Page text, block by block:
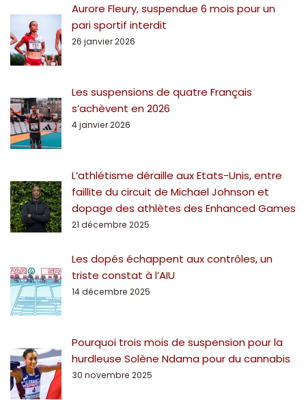
Aurore Fleury, suspendue 6 mois pour un
pari sportif interdit
26 janvier 2026
Les suspensions de quatre Français
s’achèvent en 2026
4 janvier 2026
L’athlétisme déraille aux Etats-Unis, entre
faillite du circuit de Michael Johnson et
dopage des athlètes des Enhanced Games
21 décembre 2025
Les dopés échappent aux contrôles, un
triste constat à l’AIU
14 décembre 2025
Pourquoi trois mois de suspension pour la
hurdleuse Solène Ndama pour du cannabis
30 novembre 2025